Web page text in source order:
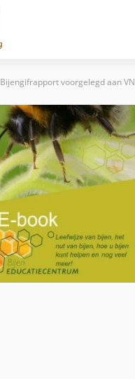
Bijengifrapport voorgelegd aan VN